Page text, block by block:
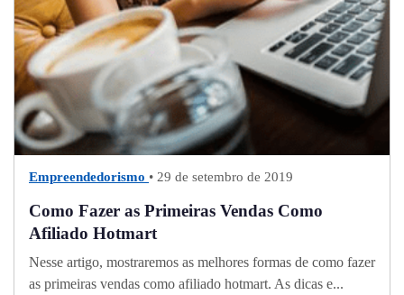
Empreendedorismo • 29 de setembro de 2019
Como Fazer as Primeiras Vendas Como
Afiliado Hotmart
Nesse artigo, mostraremos as melhores formas de como fazer
as primeiras vendas como afiliado hotmart. As dicas e...